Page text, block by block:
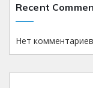
Recent
Нет